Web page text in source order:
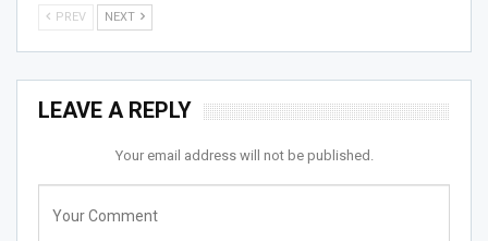
PREV NEXT
LEAVE A REPLY
Your email address will not be published.